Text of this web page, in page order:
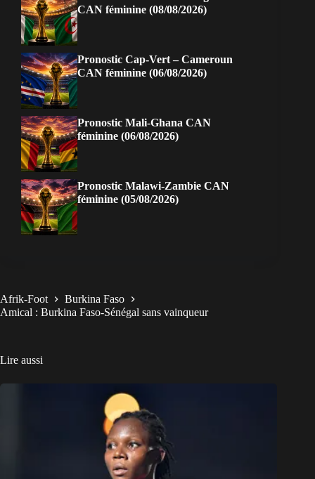
CAN féminine (08/08/2026)
Pronostic Cap-Vert – Cameroun
CAN féminine (06/08/2026)
Pronostic Mali-Ghana CAN
féminine (06/08/2026)
Pronostic Malawi-Zambie CAN
féminine (05/08/2026)
Afrik-Foot
Burkina Faso
Amical : Burkina Faso-Sénégal sans vainqueur
Lire aussi